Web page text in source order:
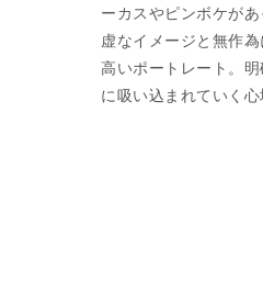
ーカスやピンボケが
虚なイメージと無作
高いポートレート。
に吸い込まれていく